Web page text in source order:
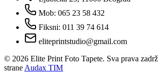
Mob: 065 23 58 432
Fiksni: 011 39 74 614
eliteprintstudio@gmail.com
© 2026 Elite Print Foto Tapete. Sva prava
strane Audax TIM